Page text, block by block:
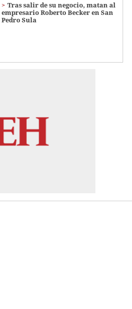
Tras salir de su negocio, matan al
empresario Roberto Becker en San
Pedro Sula